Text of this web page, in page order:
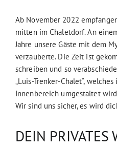
Ab November 2022
mitten im Chaletdorf. An
Jahre unsere Gäste mit dem
verzauberte. Die Zeit ist
schreiben und so
„Luis-Trenker-Chalet“,
Innenbereich umgestaltet
Wir sind uns sicher, es wird
DEIN PRIVATES